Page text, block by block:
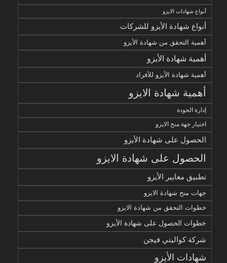
أنواع شهادات الايزو
أنواع شهادة الأيزو للشركات
أهمية التحقق من شهادة الأيزو
أهمية شهادة الأيزو
أهمية شهادة الأيزو للأفراد
أهمية شهادة الايزو
إدارة الجودة
اختيار جهة منح الايزو
الحصول على شهادة الأيزو
الحصول على شهادة الايزو
تطبيق معايير الأيزو
جهات منح شهادة الايزو
خطوات التحقق من شهادة الايزو
خطوات الحصول على شهادة الأيزو
شركة كواليتي فيجن
شهادات الأيزو